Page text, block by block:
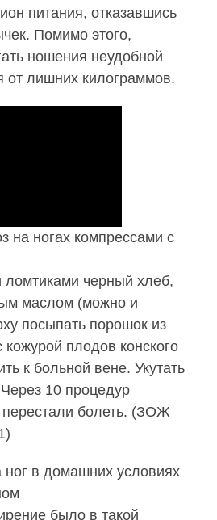
питания, отказавшись
Помимо этого,
ношения неудобной
от лишних килограммов.
на ногах компрессами с
ломтиками черный хлеб,
маслом (можно и
посыпать порошок из
плодов конского
к больной вене. Укутать
10 процедур
болеть. (ЗОЖ
ног в домашних условиях
было в такой